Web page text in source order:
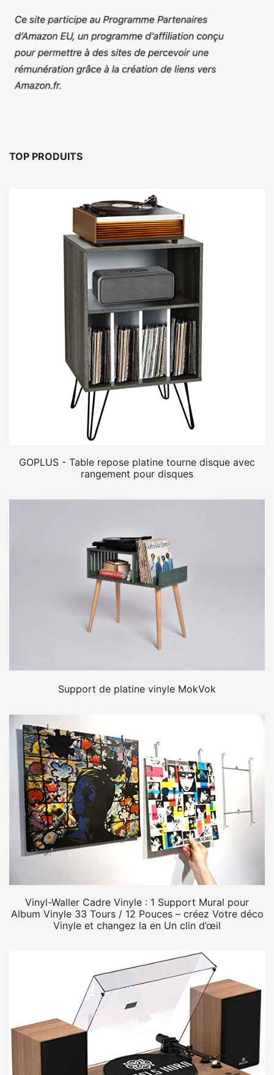
TOP PRODUITS
GOPLUS - Table repose platine tourne disque avec
rangement pour disques
Support de platine vinyle MokVok
Vinyl-Waller Cadre Vinyle : 1 Support Mural pour
Album Vinyle 33 Tours / 12 Pouces – créez Votre déco
Vinyle et changez la en Un clin d’œil